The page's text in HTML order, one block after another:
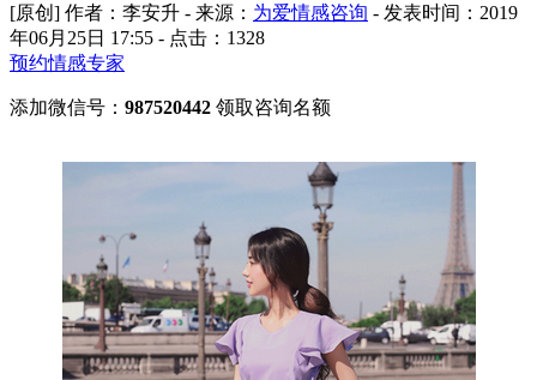
[原创] 作者：李安升 - 来源： 为爱情感咨询 - 发表时间：2019
年06月25日 17:55 - 点击： 1328
预约情感专家
添加微信号： 987520442 领取咨询名额